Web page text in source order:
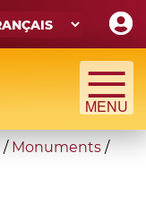
/ Monuments /